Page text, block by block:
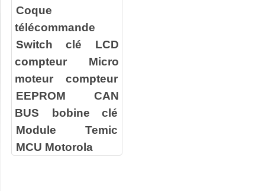
Coque
télécommande
Switch clé
LCD
compteur
Micro
moteur compteur
EEPROM
CAN
BUS
bobine clé
Module Temic
MCU Motorola